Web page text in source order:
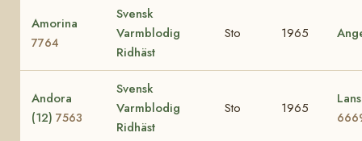
Amorina
7764
Svensk
Varmblodig
Ridhäst
Sto 1965
Andora
(12) 7563
Svensk
Varmblodig
Ridhäst
Sto 1965